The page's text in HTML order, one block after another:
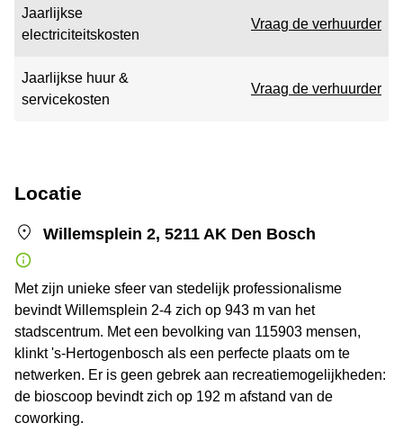
Jaarlijkse
electriciteitskosten
Vraag de verhuurder
Jaarlijkse huur &
servicekosten
Vraag de verhuurder
Locatie
Willemsplein 2, 5211 AK Den Bosch
Met zijn unieke sfeer van stedelijk professionalisme
bevindt Willemsplein 2-4 zich op 943 m van het
stadscentrum. Met een bevolking van 115903 mensen,
klinkt 's-Hertogenbosch als een perfecte plaats om te
netwerken. Er is geen gebrek aan recreatiemogelijkheden:
de bioscoop bevindt zich op 192 m afstand van de
coworking.